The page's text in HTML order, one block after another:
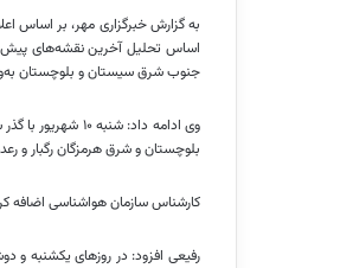
به گزارش خبرگزاری مهر، بر اساس
اساس تحلیل آخرین نقشه‌های
جنوب شرق سیستان و بلوچستان
بلوچستان و شرق هرمزگان رگبار و
کارشناس سازمان هواشناسی اضافه کرد: در روزهای دوشنبه و سه‌شنبه